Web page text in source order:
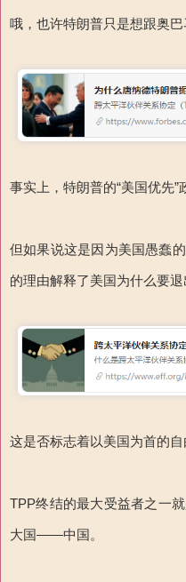
哦，也许特朗普只是想跟奥巴
事实上，特朗普的“美国优先”
但如果说这是因为美国愚蠢
的理由解释了美国为什么要退
这是否标志着以美国为首的自
TPP终结的最大受益者之一
大国——中国。